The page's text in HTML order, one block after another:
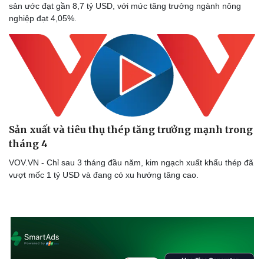
Thể thao
Bóng đá
Lịch thi đấu bóng đá
Thế giới thể thao
Ô tô - Xe máy
Ô tô
Xe máy
Tư vấn
sản ước đạt gần 8,7 tỷ USD, với mức tăng trưởng ngành nông
nghiệp đạt 4,05%.
Sản xuất và tiêu thụ thép tăng trưởng mạnh trong
tháng 4
VOV.VN - Chỉ sau 3 tháng đầu năm, kim ngạch xuất khẩu thép đã
vượt mốc 1 tỷ USD và đang có xu hướng tăng cao.